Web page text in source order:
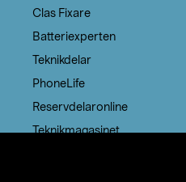
Clas Fixare
Batteriexperten
Teknikdelar
PhoneLife
Reservdelaronline
Teknikmagasinet